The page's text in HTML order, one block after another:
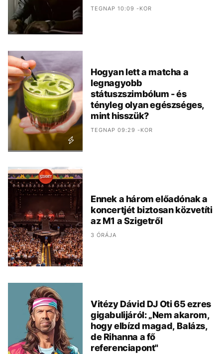
TEGNAP 10:09 -KOR
Hogyan lett a matcha a
legnagyobb
státuszszimbólum - és
tényleg olyan egészséges,
mint hisszük?
TEGNAP 09:29 -KOR
Ennek a három előadónak a
koncertjét biztosan közvetíti
az M1 a Szigetről
3 ÓRÁJA
Vitézy Dávid DJ Oti 65 ezres
gigabulijáról: „Nem akarom,
hogy elbízd magad, Balázs,
de Rihanna a fő
referenciapont"